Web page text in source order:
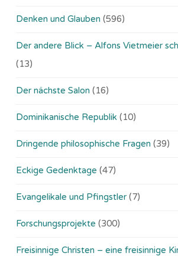
Denken und Glauben (596)
Der andere Blick – Alfons Vietmeier
(13)
Der nächste Salon (16)
Dominikanische Republik (10)
Dringende philosophische Fragen (39)
Eckige Gedenktage (47)
Evangelikale und Pfingstler (7)
Forschungsprojekte (300)
Freisinnige Christen – eine freisinnige